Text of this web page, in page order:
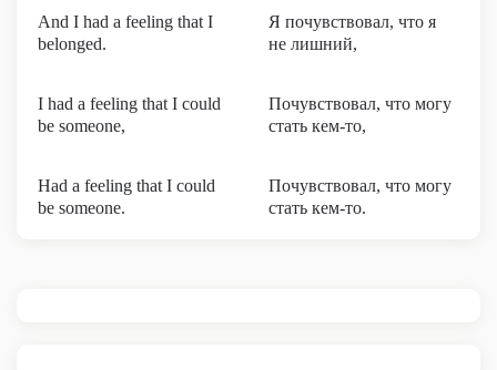
And I had a feeling that I
belonged.
Я почувствовал, что я
не лишний,
I had a feeling that I could
be someone,
Почувствовал, что могу
стать кем-то,
Had a feeling that I could
be someone.
Почувствовал, что могу
стать кем-то.